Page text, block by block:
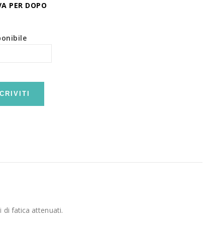
PER DOPO
di fatica attenuati.